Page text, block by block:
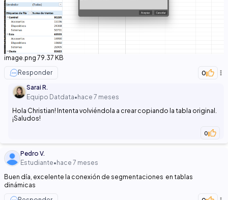
image.png 79.37 KB
Responder
0
Sarai R.
Equipo Datdata• hace 7 meses
Hola Christian! Intenta volviéndola a crear copiando la tabla original.
¡Saludos!
0
Pedro V.
Estudiante• hace 7 meses
Buen día, excelente la conexión de segmentaciones en tablas
dinámicas